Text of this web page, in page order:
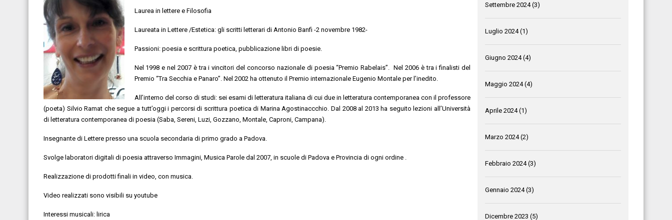
Laurea in lettere e Filosofia
Laureata in Lettere /Estetica: gli scritti letterari di Antonio Banfi -2 novembre 1982-
Passioni: poesia e scrittura poetica, pubblicazione libri di poesie.
Nel 1998 e nel 2007 è tra i vincitori del concorso nazionale di poesia “Premio Rabelais”. Nel 2006 è tra i finalisti del
Premio “Tra Secchia e Panaro”. Nel 2002 ha ottenuto il Premio internazionale Eugenio Montale per l’inedito.
All’interno del corso di studi: sei esami di letteratura italiana di cui due in letteratura contemporanea con il professore
(poeta) Silvio Ramat che segue a tutt’oggi i percorsi di scrittura poetica di Marina Agostinaccchio. Dal 2008 al 2013 ha seguito lezioni all’Università
di letteratura contemporanea di poesia (Saba, Sereni, Luzi, Gozzano, Montale, Caproni, Campana).
Insegnante di Lettere presso una scuola secondaria di primo grado a Padova.
Svolge laboratori digitali di poesia attraverso Immagini, Musica Parole dal 2007, in scuole di Padova e Provincia di ogni ordine .
Realizzazione di prodotti finali in video, con musica.
Video realizzati sono visibili su youtube
Interessi musicali: lirica
Settembre 2024(3)
Luglio 2024(1)
Giugno 2024(4)
Maggio 2024(4)
Aprile 2024(1)
Marzo 2024(2)
Febbraio 2024(3)
Gennaio 2024(3)
Dicembre 2023 (5)